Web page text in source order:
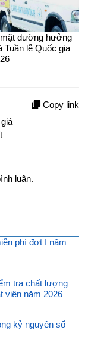
đường hưởng
Tuần lễ Quốc gia
Copy link
luận.
phí đợt I năm
tra chất lượng
viên năm 2026
kỷ nguyên số